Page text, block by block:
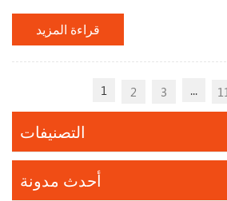
الرافعة الشوكية ، لا تقم بوقف الرافعة
الحرارة أو النار ، مثل النيران المفتوحة
، المريخ ، اللحام الكهربائي ، الآلات
يمكن أن تنتج درجات حرارة عالية. لا تقم
قراءة المزيد
1 2 3 ... 11
التصنيفات
أحدث مدونة